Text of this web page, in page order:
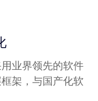
业界领先的软件
架，与国产化软